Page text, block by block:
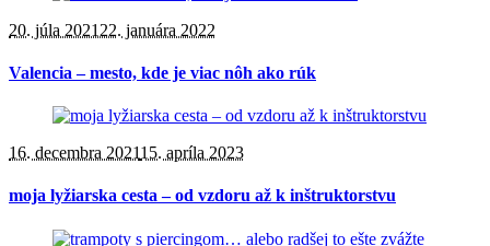
20. júla 2021 22. januára 2022
Valencia – mesto, kde je viac nôh ako rúk
16. decembra 202115. apríla 2023
moja lyžiarska cesta – od vzdoru až k inštruktorstvu